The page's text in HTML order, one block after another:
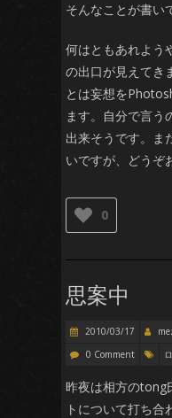
そんなことが書い
何はともあれよう
の出口が見えてき
とは妄想を
ます。自分で言う
出来そうです。ま
いですが、どうぞ
0
思案中
2010/03/17
0 Comment
昨夜は相方のtong
トについて打ち